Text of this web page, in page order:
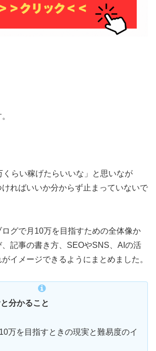
くらい稼げたらいいな」と思いなが
ればいいか分からず止まっていないで
グで月10万を目指すための全体像か
、記事の書き方、SEOやSNS、AIの活
イメージできるようにまとめました。
分かること
万を目指すときの現実と難易度のイ